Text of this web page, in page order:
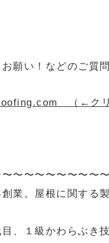
願い！などのご質
（←クリ
〜〜〜〜〜〜〜〜
業。屋根に関する
、１級かわらぶき